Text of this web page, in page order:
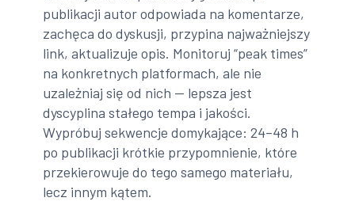
publikacji autor odpowiada na komentarze,
zachęca do dyskusji, przypina najważniejszy
link, aktualizuje opis. Monitoruj “peak times”
na konkretnych platformach, ale nie
uzależniaj się od nich — lepsza jest
dyscyplina stałego tempa i jakości.
Wypróbuj sekwencje domykające: 24–48 h
po publikacji krótkie przypomnienie, które
przekierowuje do tego samego materiału,
lecz innym kątem.